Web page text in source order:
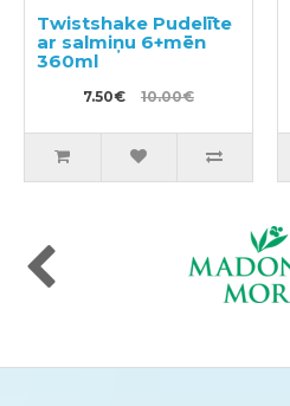
Twistshake Pudelīte
ar salmiņu 6+mēn
360ml
7.50€ 10.00€